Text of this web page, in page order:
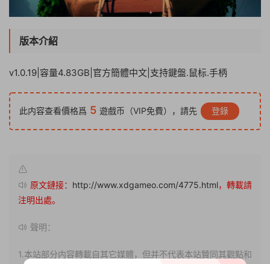
版本介紹
v1.0.19|容量4.83GB|官方簡體中文|支持鍵盤.鼠标.手柄
此内容查看價格爲 5 遊戲币（VIP免費），請先 登錄
原文鏈接： http://www.xdgameo.com/4775.html，轉載請
注明出處。
聲明：
1.本站部分内容轉載自其它媒體，但并不代表本站贊同其觀點和